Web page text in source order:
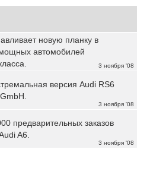
3 ноября '08
новую планку в
автомобилей
3 ноября '08
версия Audi RS6
3 ноября '08
предварительных заказов
A6.